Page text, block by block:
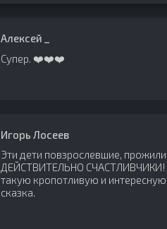
Алексей _
Супер. ❤️❤️❤️
Игорь Лосеев
Эти дети повзрослевшие,
ДЕЙСТВИТЕЛЬНО СЧАСТЛИВЧИКИ!
такую кропотливую и
сказка.